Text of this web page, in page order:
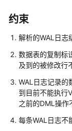
计
费
说
快
速
入
门
用
约束
解析的WAL日志
数据表的复制标
及到的被修改行
WAL日志记录的
到目前不能执行
之前的DML操作
每条WAL日志不